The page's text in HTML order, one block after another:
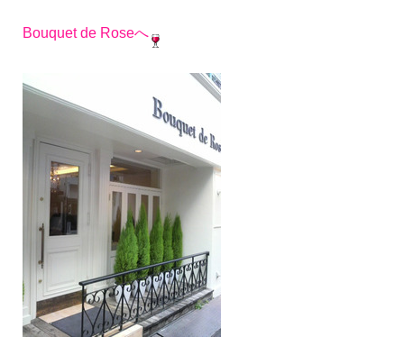
Bouquet de Roseへ